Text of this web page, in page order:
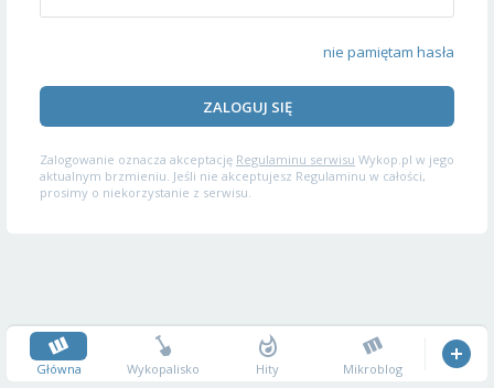
nie pamiętam hasła
ZALOGUJ SIĘ
Zalogowanie oznacza akceptację Regulaminu serwisu Wykop.pl w jego
aktualnym brzmieniu. Jeśli nie akceptujesz Regulaminu w całości,
prosimy o niekorzystanie z serwisu.
Główna Wykopalisko Hity Mikroblog